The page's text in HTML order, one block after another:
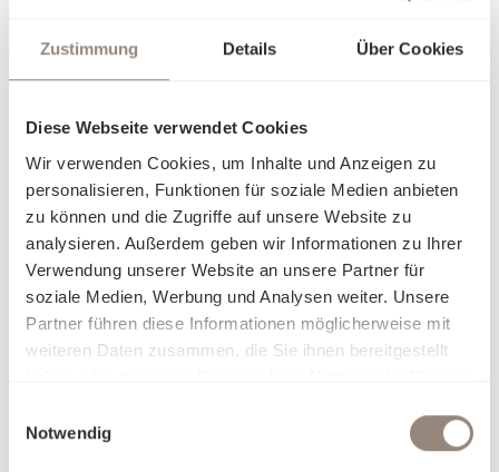
Zustimmung Details Über Cookies
Diese Webseite verwendet Cookies
Wir verwenden Cookies, um Inhalte und Anzeigen zu
personalisieren, Funktionen für soziale Medien anbieten
zu können und die Zugriffe auf unsere Website zu
analysieren. Außerdem geben wir Informationen zu Ihrer
Verwendung unserer Website an unsere Partner für
soziale Medien, Werbung und Analysen weiter. Unsere
Partner führen diese Informationen möglicherweise mit
weiteren Daten zusammen, die Sie ihnen bereitgestellt
Notwendig
aufgehoben fühlen, und träumen Sie sich in Welten, die nur
für Sie geschaffen wurden.